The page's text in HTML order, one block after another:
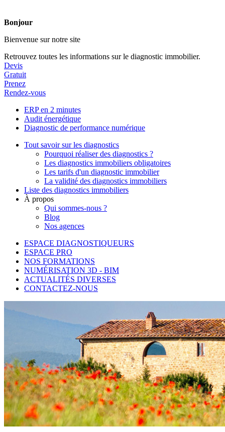
Bonjour
Bienvenue sur notre site
Retrouvez toutes les informations sur le diagnostic immobilier.
Devis
Gratuit
Prenez
Rendez-vous
ERP en 2 minutes
Audit énergétique
Diagnostic de performance numérique
Tout savoir sur les diagnostics
Pourquoi réaliser des diagnostics ?
Les diagnostics immobiliers obligatoires
Les tarifs d'un diagnostic immobilier
La validité des diagnostics immobiliers
Liste des diagnostics immobiliers
À propos
Qui sommes-nous ?
Blog
Nos agences
ESPACE DIAGNOSTIQUEURS
ESPACE PRO
NOS FORMATIONS
NUMÉRISATION 3D - BIM
ACTUALITÉS DIVERSES
CONTACTEZ-NOUS